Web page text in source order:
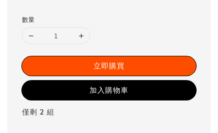
數量
立即購買
加入購物車
僅剩 2 組